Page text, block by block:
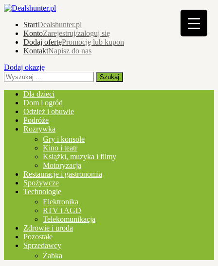
StartDealshunter.pl
KontoZarejestruj/zaloguj się
Dodaj ofertęPromocję lub kupon
KontaktNapisz do nas
Dodaj okazję
Dla dzieci
Dom i ogród
Odzież i obuwie
Podróże
Rozrywka
Gry i konsole
Kino i teatr
Książki, muzyka i filmy
Motoryzacja
Restauracje i gastronomia
Spożywcze
Technologie
Elektronika
RTV i AGD
Telekomunikacja
Zdrowie i uroda
Pozostałe
Sprzedawcy
Żabka